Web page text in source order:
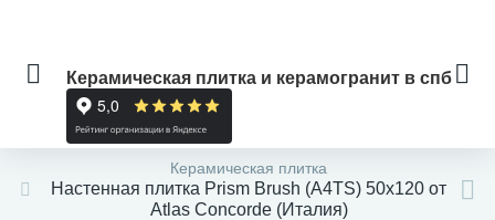
Керамическая плитка и керамогранит в спб
Керамическая плитка
Настенная плитка Prism Brush (A4TS) 50x120 от
Atlas Concorde (Италия)